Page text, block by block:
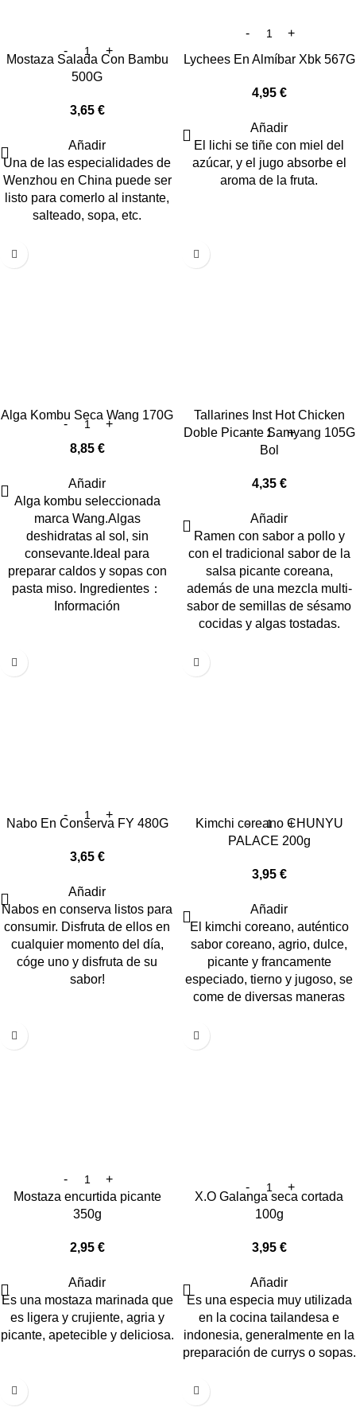
Mostaza Salada Con Bambu
500G
3,65 €
Añadir
Una de las especialidades de
Wenzhou en China puede ser
listo para comerlo al instante,
salteado, sopa, etc.
Lychees En Almíbar Xbk 567G
4,95 €
Añadir
El lichi se tiñe con miel del
azúcar, y el jugo absorbe el
aroma de la fruta.
Alga Kombu Seca Wang 170G
8,85 €
Añadir
Alga kombu seleccionada
marca Wang.Algas
deshidratas al sol, sin
consevante.Ideal para
preparar caldos y sopas con
pasta miso. Ingredientes：
Información
Tallarines Inst Hot Chicken
Doble Picante Samyang 105G
Bol
4,35 €
Añadir
Ramen con sabor a pollo y
con el tradicional sabor de la
salsa picante coreana,
además de una mezcla multi-
sabor de semillas de sésamo
cocidas y algas tostadas.
Nabo En Conserva FY 480G
3,65 €
Añadir
Nabos en conserva listos para
consumir. Disfruta de ellos en
cualquier momento del día,
cóge uno y disfruta de su
sabor!
Kimchi coreano CHUNYU
PALACE 200g
3,95 €
Añadir
El kimchi coreano, auténtico
sabor coreano, agrio, dulce,
picante y francamente
especiado, tierno y jugoso, se
come de diversas maneras
Mostaza encurtida picante
350g
2,95 €
Añadir
Es una mostaza marinada que
es ligera y crujiente, agria y
picante, apetecible y deliciosa.
X.O Galanga seca cortada
100g
3,95 €
Añadir
Es una especia muy utilizada
en la cocina tailandesa e
indonesia, generalmente en la
preparación de currys o sopas.